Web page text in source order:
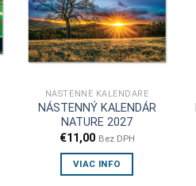
NÁSTENNÉ KALENDÁRE
NÁSTENNÝ KALENDÁR
NATURE 2027
€11,00 Bez DPH
VIAC INFO